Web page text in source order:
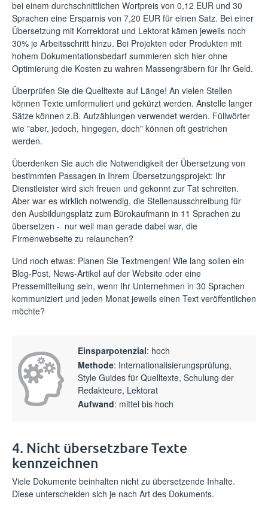
bei einem durchschnittlichen Wortpreis von 0,12 EUR und 30
Sprachen eine Ersparnis von 7,20 EUR für einen Satz. Bei einer
Übersetzung mit Korrektorat und Lektorat kämen jeweils noch
30% je Arbeitsschritt hinzu. Bei Projekten oder Produkten mit
hohem Dokumentationsbedarf summieren sich hier ohne
Optimierung die Kosten zu wahren Massengräbern für Ihr Geld.
Überprüfen Sie die Quelltexte auf Länge! An vielen Stellen
können Texte umformuliert und gekürzt werden. Anstelle langer
Sätze können z.B. Aufzählungen verwendet werden. Füllwörter
wie "aber, jedoch, hingegen, doch" können oft gestrichen
werden.
Überdenken Sie auch die Notwendigkeit der Übersetzung von
bestimmten Passagen in Ihrem Übersetzungsprojekt: Ihr
Dienstleister wird sich freuen und gekonnt zur Tat schreiten.
Aber war es wirklich notwendig, die Stellenausschreibung für
den Ausbildungsplatz zum Bürokaufmann in 11 Sprachen zu
übersetzen - nur weil man gerade dabei war, die
Firmenwebseite zu relaunchen?
Und noch etwas: Planen Sie Textmengen! Wie lang sollen ein
Blog-Post, News-Artikel auf der Website oder eine
Pressemitteilung sein, wenn Ihr Unternehmen in 30 Sprachen
kommuniziert und jeden Monat jeweils einen Text veröffentlichen
möchte?
Einsparpotenzial: hoch
Methode: Internationalisierungsprüfung,
Style Guides für Quelltexte, Schulung der
Redakteure, Lektorat
Aufwand: mittel bis hoch
4. Nicht übersetzbare Texte
kennzeichnen
Viele Dokumente beinhalten nicht zu übersetzende Inhalte.
Diese unterscheiden sich je nach Art des Dokuments.